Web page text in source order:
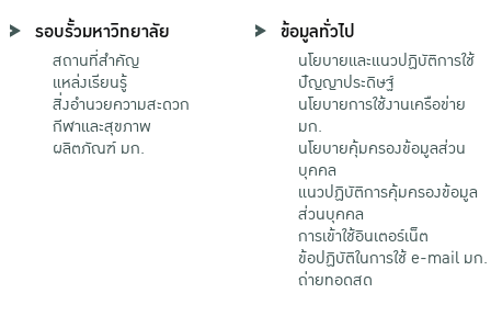
รอบรั้วมหาวิทยาลัย
สถานที่สำคัญ
แหล่งเรียนรู้
สิ่งอำนวยความสะดวก
กีฬาและสุขภาพ
ผลิตภัณฑ์ มก.
ข้อมูลทั่วไป
นโยบายและแนวปฏิบัติการใช้
ปัญญาประดิษฐ์
นโยบายการใช้งานเครือข่าย
มก.
นโยบายคุ้มครองข้อมูลส่วน
บุคคล
แนวปฏิบัติการคุ้มครองข้อมูล
ส่วนบุคคล
การเข้าใช้อินเตอร์เน็ต
ข้อปฏิบัติในการใช้ e-mail มก.
ถ่ายทอดสด